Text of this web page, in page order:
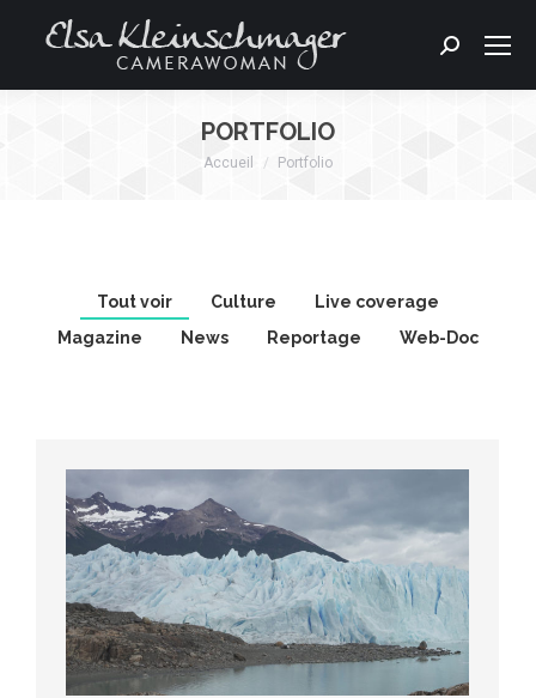
Search:
PORTFOLIO
Vous êtes ici :
Accueil Portfolio
Tout voir Culture
Live coverage
Magazine
News Reportage Web-Doc